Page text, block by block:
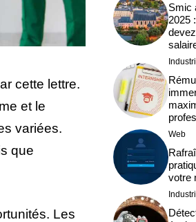
cette lettre.
et le
variées.
que
Les
Smic
2025
Web
votre